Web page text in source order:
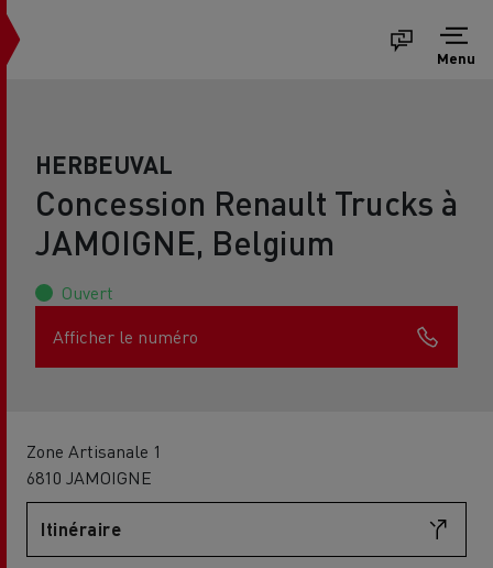
Menu
HERBEUVAL
Concession Renault Trucks à
JAMOIGNE, Belgium
Ouvert
Afficher le numéro
Zone Artisanale 1
6810 JAMOIGNE
Itinéraire